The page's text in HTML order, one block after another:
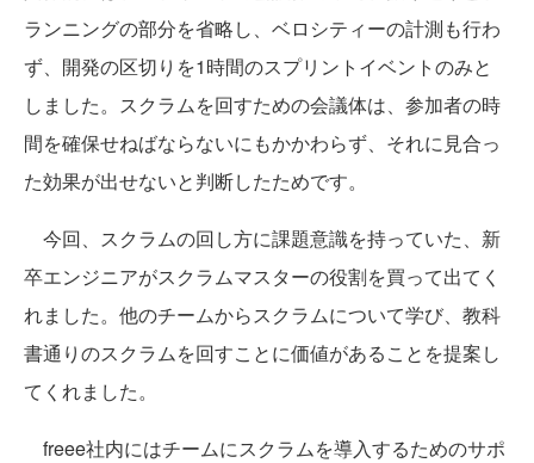
ランニングの部分を省略し、ベロシティーの計測も行わ
ず、開発の区切りを1時間のスプリントイベントのみと
しました。スクラムを回すための会議体は、参加者の時
間を確保せねばならないにもかかわらず、それに見合っ
た効果が出せないと判断したためです。
今回、スクラムの回し方に課題意識を持っていた、新
卒エンジニアがスクラムマスターの役割を買って出てく
れました。他のチームからスクラムについて学び、教科
書通りのスクラムを回すことに価値があることを提案し
てくれました。
freee社内にはチームにスクラムを導入するためのサポ